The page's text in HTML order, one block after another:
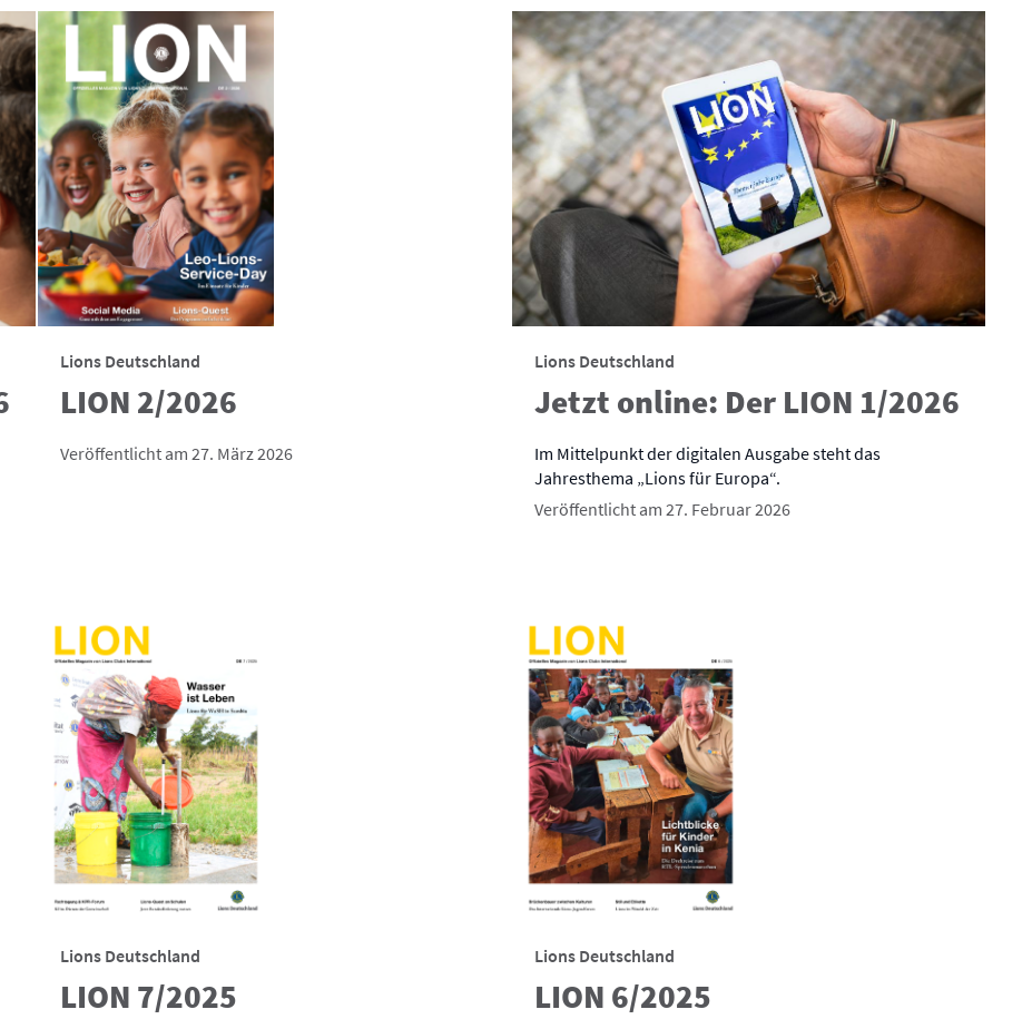
Lions Deutschland
LION 2/2026
Veröffentlicht am 27. März 2026
Lions Deutschland
Jetzt online: Der LION 1/2026
Im Mittelpunkt der digitalen Ausgabe steht das
Jahresthema „Lions für Europa“.
Veröffentlicht am 27. Februar 2026
Lions Deutschland
LION 7/2025
Lions Deutschland
LION 6/2025